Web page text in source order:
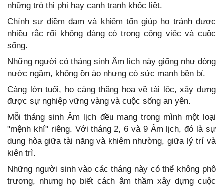
những trò thị phi hay cạnh tranh khốc liệt.
Chính sự điềm đạm và khiêm tốn giúp họ tránh được
nhiều rắc rối không đáng có trong công việc và cuộc
sống.
Những người có tháng sinh Âm lịch này giống như dòng
nước ngầm, không ồn ào nhưng có sức mạnh bền bỉ.
Càng lớn tuổi, họ càng thăng hoa về tài lộc, xây dựng
được sự nghiệp vững vàng và cuộc sống an yên.
Mỗi tháng sinh Âm lịch đều mang trong mình một loại
"mệnh khí" riêng. Với tháng 2, 6 và 9 Âm lịch, đó là sự
dung hòa giữa tài năng và khiêm nhường, giữa lý trí và
kiên trì.
Những người sinh vào các tháng này có thể không phô
trương, nhưng họ biết cách âm thầm xây dựng cuộc